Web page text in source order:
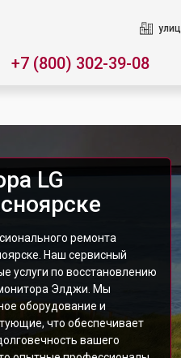
+7 (800) 302-39-08
LG
ремонта
Наш сервисный
услуги по восстановлению
Элджи. Мы
оборудование и
что обеспечивает
вашего